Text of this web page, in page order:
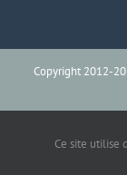
Copyright 2012-
Ce site utilise